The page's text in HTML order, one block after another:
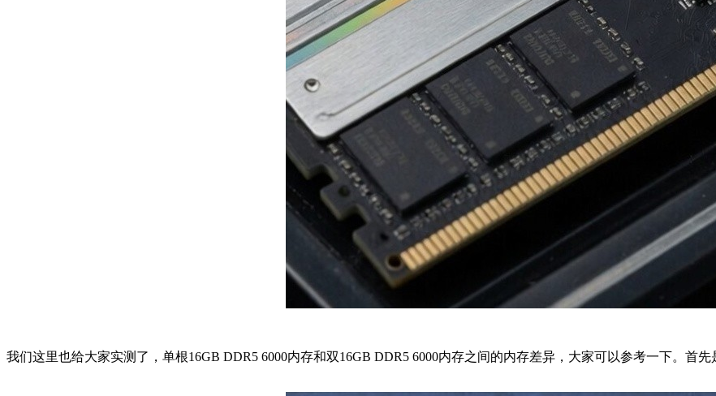
我们这里也给大家实测了，单根16GB DDR5 6000内存和双16GB DDR5 6000内存之间的内存差异，大家可以参考一下。首